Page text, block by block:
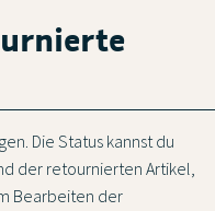
Die Status kannst du
der retournierten Artikel,
Bearbeiten der